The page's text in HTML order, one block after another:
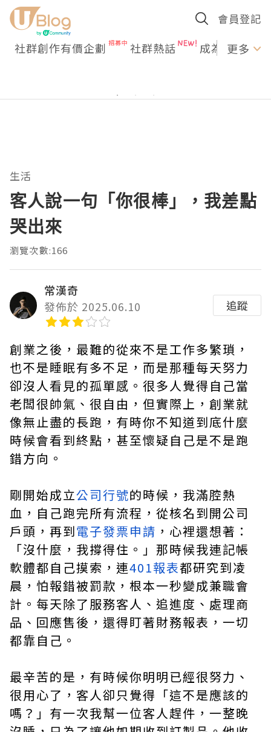
會員登記
社群創作有價企劃 社群熱話 成為U更多
生活
客人說一句「你很棒」，我差點
哭出來
瀏覽次數:166
常漢奇
發佈於 2025.06.10
追蹤
創業之後，最難的從來不是工作多繁瑣，
也不是睡眠有多不足，而是那種每天努力
卻沒人看見的孤單感。很多人覺得自己當
老闆很帥氣、很自由，但實際上，創業就
像無止盡的長跑，有時你不知道到底什麼
時候會看到終點，甚至懷疑自己是不是跑
錯方向。
剛開始成立公司行號的時候，我滿腔熱
血，自己跑完所有流程，從核名到開公司
戶頭，再到電子發票申請 ，心裡還想著：
「沒什麼，我撐得住。」那時候我連記帳
軟體都自己摸索，連401報表都研究到凌
晨，怕報錯被罰款，根本一秒變成兼職會
計。每天除了服務客人、追進度、處理商
品、回應售後，還得盯著財務報表，一切
都靠自己。
最辛苦的是，有時候你明明已經很努力、
很用心了，客人卻只覺得「這不是應該的
嗎？」有一次我幫一位客人趕件，一整晚